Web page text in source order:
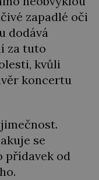
zapadlé oči
dodává
za tuto
kvůli
koncertu
se
přídavek od